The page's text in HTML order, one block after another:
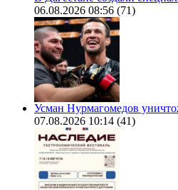
06.08.2026 08:56 (71)
Усман Нурмагомедов
07.08.2026 10:14 (41)